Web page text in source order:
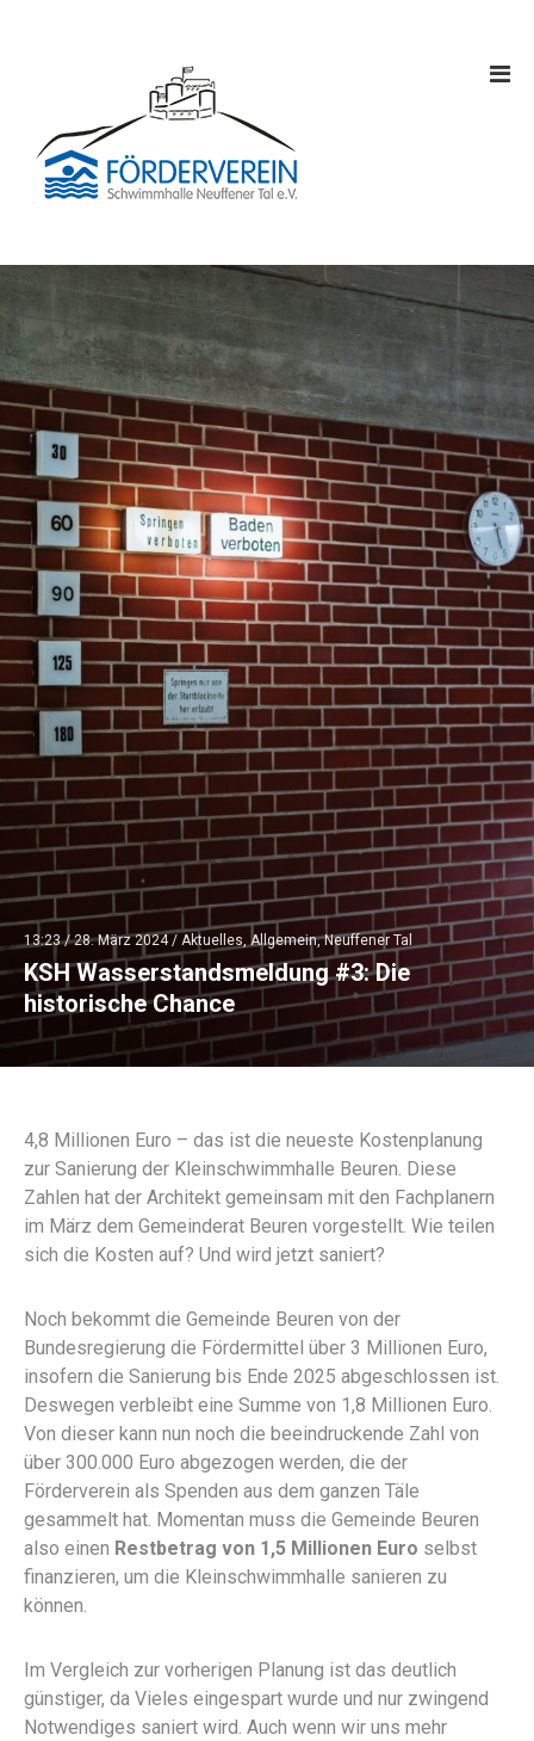
13:23 /28. März 2024/ Aktuelles Allgemein,Neuffener Tal
KSH Wasserstandsmeldung #3: Die
historische Chance
4,8 Millionen Euro – das ist die neueste Kostenplanung
zur Sanierung der Kleinschwimmhalle Beuren. Diese
Zahlen hat der Architekt gemeinsam mit den Fachplanern
im März dem Gemeinderat Beuren vorgestellt. Wie teilen
sich die Kosten auf? Und wird jetzt saniert?
Noch bekommt die Gemeinde Beuren von der
Bundesregierung die Fördermittel über 3 Millionen Euro,
insofern die Sanierung bis Ende 2025 abgeschlossen ist.
Deswegen verbleibt eine Summe von 1,8 Millionen Euro.
Von dieser kann nun noch die beeindruckende Zahl von
über 300.000 Euro abgezogen werden, die der
Förderverein als Spenden aus dem ganzen Täle
gesammelt hat. Momentan muss die Gemeinde Beuren
also einen Restbetrag von 1,5 Millionen Euro selbst
finanzieren, um die Kleinschwimmhalle sanieren zu
können.
Im Vergleich zur vorherigen Planung ist das deutlich
günstiger, da Vieles eingespart wurde und nur zwingend
Notwendiges saniert wird. Auch wenn wir uns mehr